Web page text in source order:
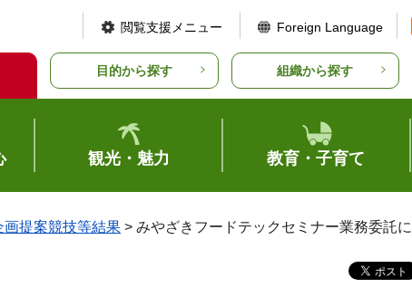
閲覧支援メニュー Foreign Language
目的から探す 組織から探す
観光・魅力 教育・子育て
画提案競技等結果 > みやざきフードテックセミナー業務委託